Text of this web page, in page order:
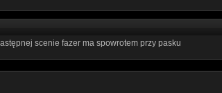
scenie fazer ma spowrotem przy pasku